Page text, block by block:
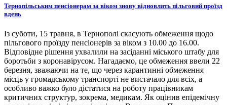
Тернопільським пенсіонерам за віком знову відновлять пільговий проїзд
вдень
Із суботи, 15 травня, в Тернополі скасують обмеження щодо
пільгового проїзду пенсіонерів за віком з 10.00 до 16.00.
Відповідне рішення ухвалили на засіданні міського штабу для
боротьби з коронавірусом. Нагадаємо, це обмеження ввели 22
березня, зважаючи на те, що через карантинні обмеження
місць у громадському транспорті не вистачало для всіх, а
особливо важко було дістатися на роботу працівникам
критичних структур, зокрема, медикам. Як оцінив епідемічну